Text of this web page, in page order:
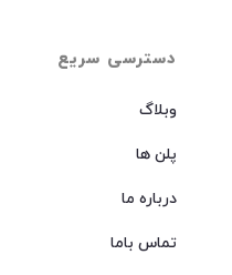
دسترسی سریع
وبلاگ
پلن ها
درباره ما
تماس باما